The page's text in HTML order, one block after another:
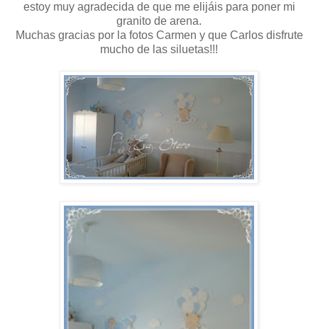
estoy muy agradecida de que me elijáis para poner mi
granito de arena.
Muchas gracias por la fotos Carmen y que Carlos disfrute
mucho de las siluetas!!!